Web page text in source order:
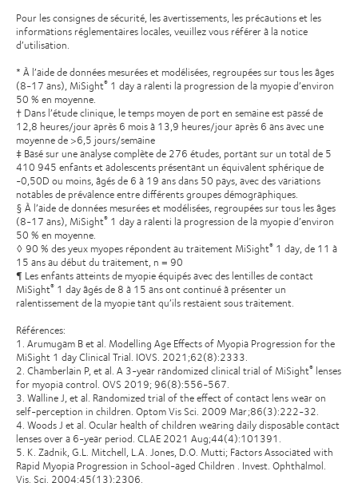
Pour les consignes de sécurité, les avertissements, les précautions et les
informations réglementaires locales, veuillez vous référer à la notice
d’utilisation.
* À l’aide de données mesurées et modélisées, regroupées sur tous les âges
(8-17 ans), MiSight® 1 day a ralenti la progression de la myopie d’environ
50 % en moyenne.
† Dans l’étude clinique, le temps moyen de port en semaine est passé de
12,8 heures/jour après 6 mois à 13,9 heures/jour après 6 ans avec une
moyenne de >6,5 jours/semaine
‡ Basé sur une analyse complète de 276 études, portant sur un total de 5
410 945 enfants et adolescents présentant un équivalent sphérique de
-0,50D ou moins, âgés de 6 à 19 ans dans 50 pays, avec des variations
notables de prévalence entre différents groupes démographiques.
§ À l’aide de données mesurées et modélisées, regroupées sur tous les âges
(8-17 ans), MiSight® 1 day a ralenti la progression de la myopie d’environ
50 % en moyenne.
◊ 90 % des yeux myopes répondent au traitement MiSight® 1 day, de 11 à
15 ans au début du traitement, n = 90
¶ Les enfants atteints de myopie équipés avec des lentilles de contact
MiSight® 1 day âgés de 8 à 15 ans ont continué à présenter un
ralentissement de la myopie tant qu’ils restaient sous traitement.
Références:
1. Arumugam B et al. Modelling Age Effects of Myopia Progression for the
MiSight 1 day Clinical Trial. IOVS. 2021;62(8):2333.
2. Chamberlain P, et al. A 3-year randomized clinical trial of MiSight® lenses
for myopia control. OVS 2019; 96(8):556-567.
3. Walline J, et al. Randomized trial of the effect of contact lens wear on
self-perception in children. Optom Vis Sci. 2009 Mar;86(3):222-32.
4. Woods J et al. Ocular health of children wearing daily disposable contact
lenses over a 6-year period. CLAE 2021 Aug;44(4):101391.
5. K. Zadnik, G.L. Mitchell, L.A. Jones, D.O. Mutti; Factors Associated with
Rapid Myopia Progression in School-aged Children . Invest. Ophthalmol.
Vis. Sci. 2004;45(13):2306.